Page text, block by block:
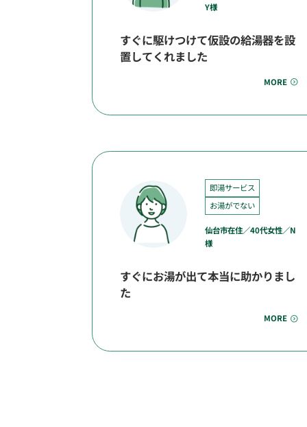
Y様
すぐに駆けつけて仮設の給湯器を設
置してくれました
MORE
即湯サービス
お湯がでない
仙台市在住／40代女性／N
様
すぐにお湯が出て本当に助かりまし
た
MORE